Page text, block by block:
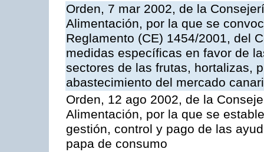
Orden, 7 mar 2002, de la
Alimentación, por la que se
Reglamento (CE) 1454/2001, del
medidas específicas en favor de
sectores de las frutas, hortalizas,
abastecimiento del mercado
Orden, 12 ago 2002, de la
Alimentación, por la que se
gestión, control y pago de las
papa de consumo